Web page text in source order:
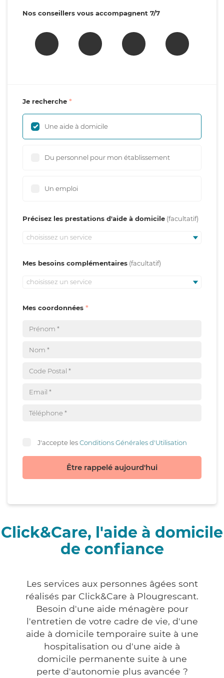
Nos conseillers vous accompagnent 7/7
Je recherche
Une aide à domicile
Du personnel pour mon établissement
Un emploi
Précisez les prestations d'aide à domicile
choisissez un service
Mes besoins complémentaires
choisissez un service
Mes coordonnées
J'accepte lesConditions Générales d'Utilisation
Être rappelé aujourd'hui
Click&Care, l'aide à domicile
de confiance
Les services aux personnes âgées sont
réalisés par Click&Care à Plougrescant.
Besoin d'une aide ménagère pour
l'entretien de votre cadre de vie, d'une
aide à domicile temporaire suite à une
hospitalisation ou d'une aide à
domicile permanente suite à une
perte d'autonomie plus avancée ?